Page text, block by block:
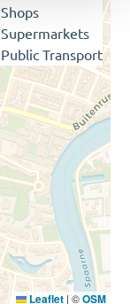
Shops
Supermarkets
Public Transport
Leaflet | ©OSM